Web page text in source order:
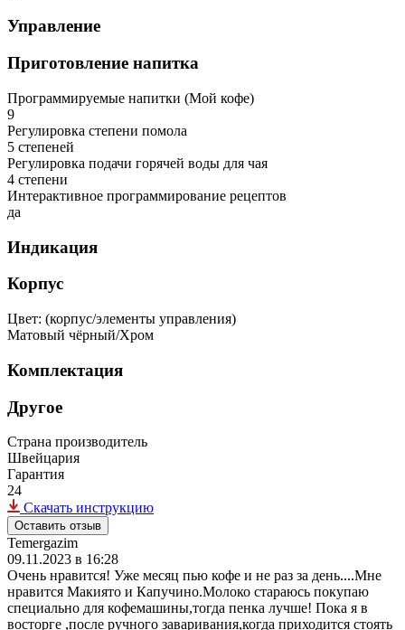
Управление
Приготовление напитка
Программируемые напитки (Мой кофе)
9
Регулировка степени помола
5 степеней
Регулировка подачи горячей воды для чая
4 степени
Интерактивное программирование рецептов
да
Индикация
Корпус
Цвет: (корпус/элементы управления)
Матовый чёрный/Хром
Комплектация
Другое
Страна производитель
Швейцария
Гарантия
24
Скачать инструкцию
Оставить отзыв
Temergazim
09.11.2023 в 16:28
Очень нравится! Уже месяц пью кофе и не раз за день....Мне
нравится Макиято и Капучино.Молоко стараюсь покупаю
специально для кофемашины,тогда пенка лучше! Пока я в
восторге ,после ручного заваривания,когда приходится стоять